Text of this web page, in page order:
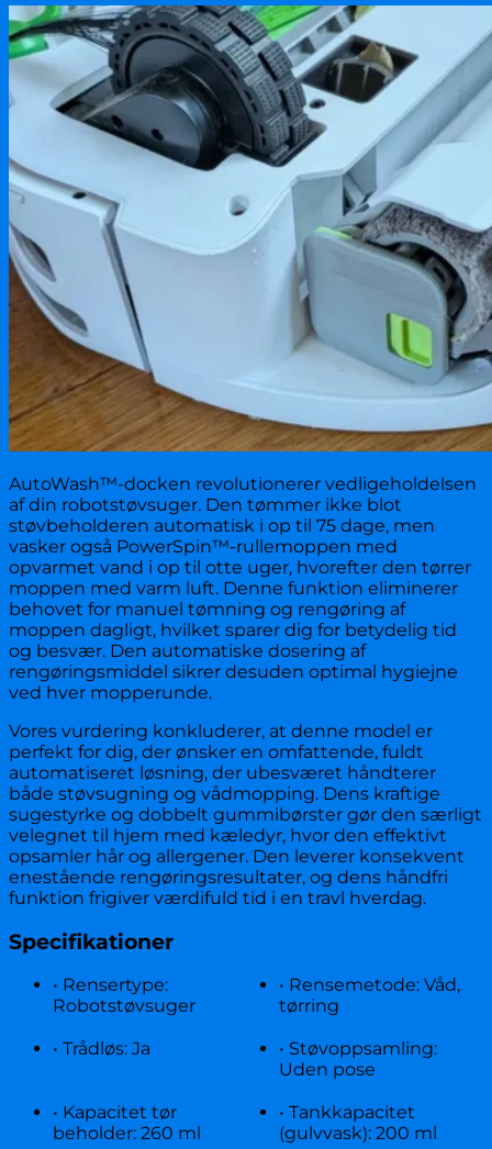
AutoWash™-docken revolutionerer vedligeholdelsen
af din robotstøvsuger. Den tømmer ikke blot
støvbeholderen automatisk i op til 75 dage, men
vasker også PowerSpin™-rullemoppen med
opvarmet vand i op til otte uger, hvorefter den tørrer
moppen med varm luft. Denne funktion eliminerer
behovet for manuel tømning og rengøring af
moppen dagligt, hvilket sparer dig for betydelig tid
og besvær. Den automatiske dosering af
rengøringsmiddel sikrer desuden optimal hygiejne
ved hver mopperunde.
Vores vurdering konkluderer, at denne model er
perfekt for dig, der ønsker en omfattende, fuldt
automatiseret løsning, der ubesværet håndterer
både støvsugning og vådmopping. Dens kraftige
sugestyrke og dobbelt gummibørster gør den særligt
velegnet til hjem med kæledyr, hvor den effektivt
opsamler hår og allergener. Den leverer konsekvent
enestående rengøringsresultater, og dens håndfri
funktion frigiver værdifuld tid i en travl hverdag.
Specifikationer
• Rensertype:
Robotstøvsuger
• Rensemetode: Våd,
tørring
• Trådløs: Ja
• Støvoppsamling:
Uden pose
• Kapacitet tør
beholder: 260 ml
• Tankkapacitet
(gulvvask): 200 ml